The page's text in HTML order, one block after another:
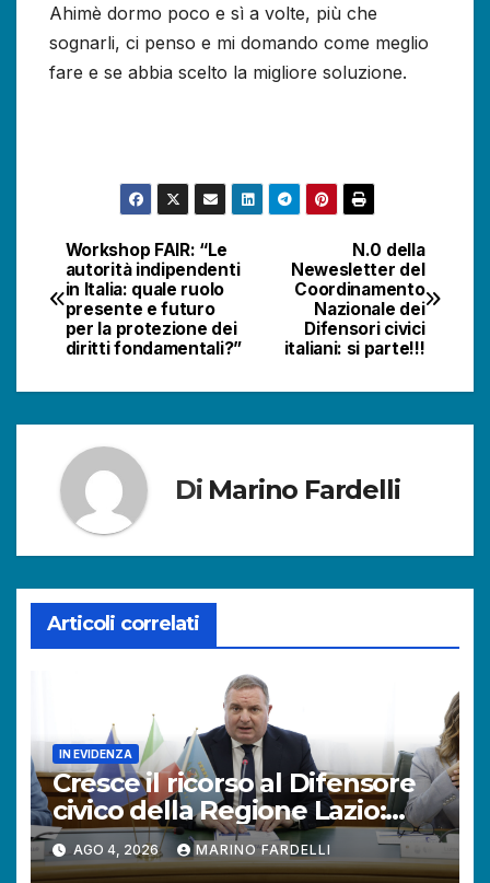
Ahimè dormo poco e sì a volte, più che
sognarli, ci penso e mi domando come meglio
fare e se abbia scelto la migliore soluzione.
Navigazione
articoli
N.0 della
Newesletter del
Coordinamento
Nazionale dei
Difensori civici
italiani: si parte!!!
Workshop FAIR: “Le
autorità indipendenti
in Italia: quale ruolo
presente e futuro
per la protezione dei
diritti fondamentali?”
Di Marino Fardelli
Articoli correlati
IN EVIDENZA
Cresce il ricorso al Difensore
civico della Regione Lazio:
+121% di istanze rispetto al
2025.
AGO 4, 2026 MARINO FARDELLI